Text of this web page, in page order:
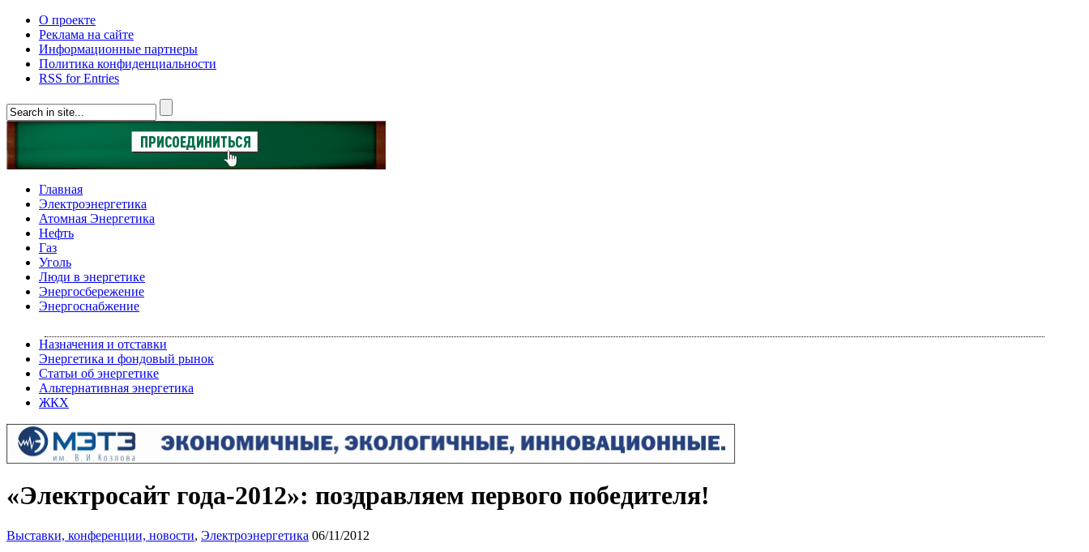
О проекте
Реклама на сайте
Информационные партнеры
Политика конфиденциальности
RSS for Entries
Главная
Электроэнергетика
Атомная Энергетика
Нефть
Газ
Уголь
Люди в энергетике
Энергосбережение
Энергоснабжение
Назначения и отставки
Энергетика и фондовый рынок
Статьи об энергетике
Альтернативная энергетика
ЖКХ
«Электросайт года-2012»: поздравляем первого победителя!
Выставки, конференции, новости, Электроэнергетика 06/11/2012